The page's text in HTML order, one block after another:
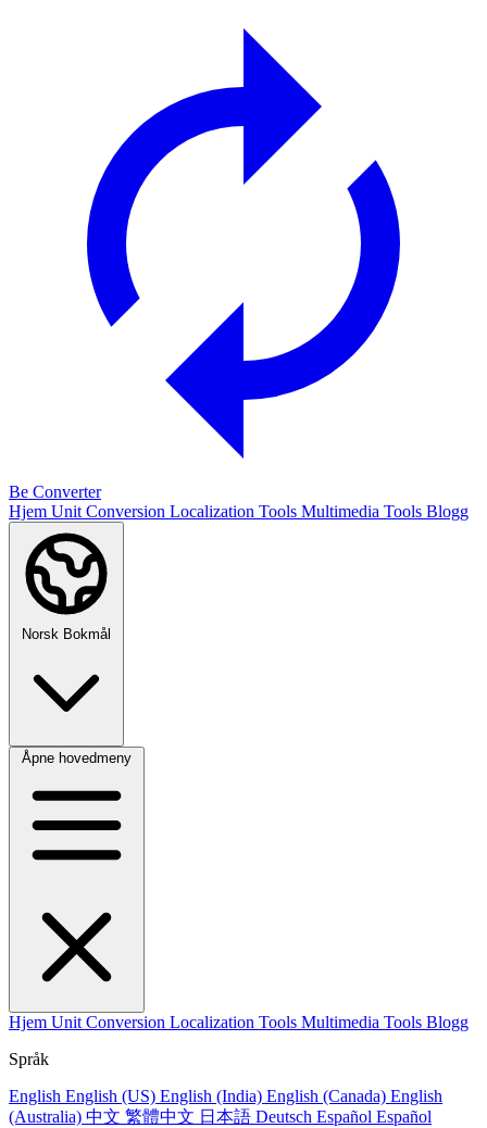
Be Converter
Hjem Unit Conversion Localization Tools Multimedia Tools Blogg
Norsk Bokmål
Åpne hovedmeny
Hjem Unit Conversion Localization Tools Multimedia Tools Blogg
Språk
English English (US) English (India) English (Canada) English
(Australia) 中文 繁體中文 日本語 Deutsch Español Español